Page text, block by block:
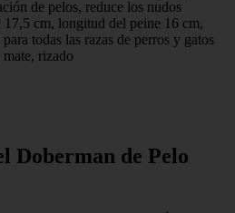
de pelos, reduce los nudos
cm, longitud del peine 16 cm,
todas las razas de perros y gatos
rizado
Doberman de Pelo